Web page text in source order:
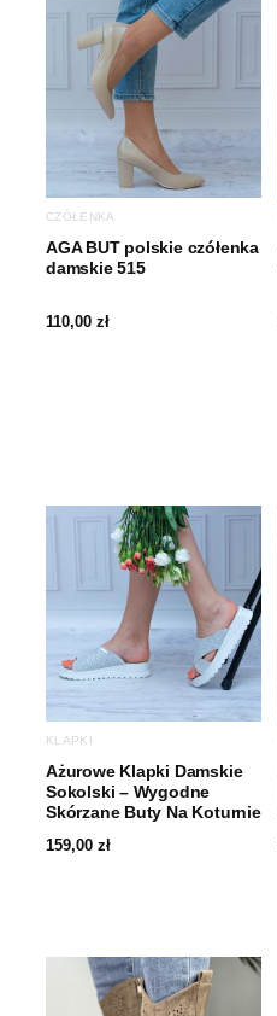
CZÓŁENKA
AGA BUT polskie czółenka
damskie 515
110,00 zł
KLAPKI
Ażurowe Klapki Damskie
Sokolski – Wygodne
Skórzane Buty Na Koturnie
159,00 zł